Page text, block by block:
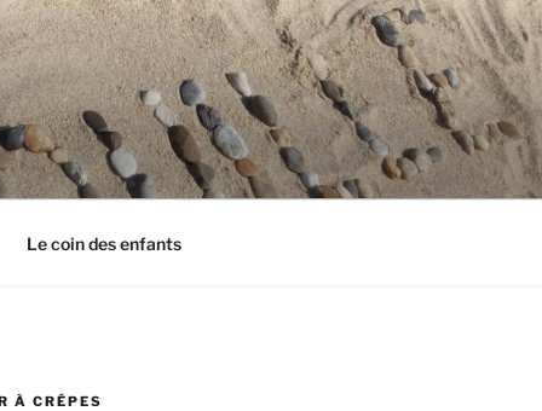
Le coin des enfants
À CRÊPES